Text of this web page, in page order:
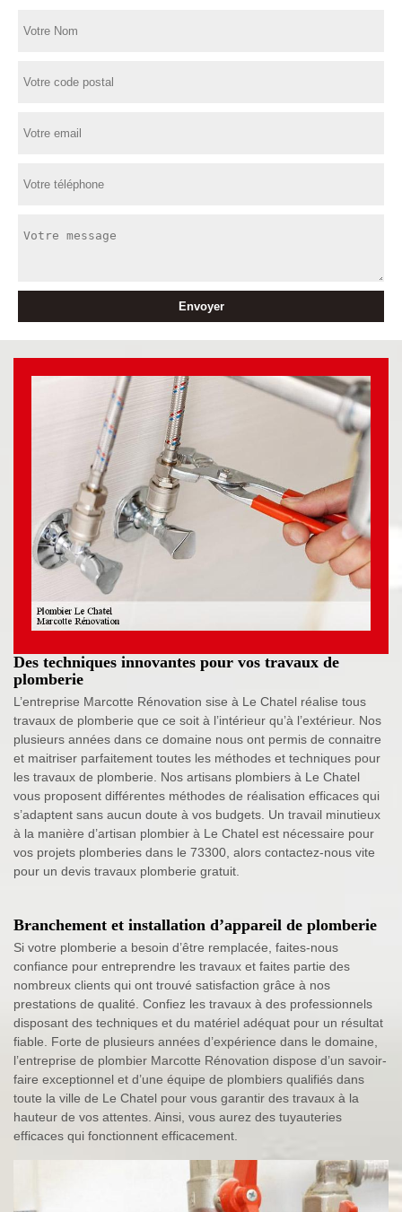
Des techniques innovantes pour vos travaux de
plomberie
L’entreprise Marcotte Rénovation sise à Le Chatel réalise tous
travaux de plomberie que ce soit à l’intérieur qu’à l’extérieur. Nos
plusieurs années dans ce domaine nous ont permis de connaitre
et maitriser parfaitement toutes les méthodes et techniques pour
les travaux de plomberie. Nos artisans plombiers à Le Chatel
vous proposent différentes méthodes de réalisation efficaces qui
s’adaptent sans aucun doute à vos budgets. Un travail minutieux
à la manière d’artisan plombier à Le Chatel est nécessaire pour
vos projets plomberies dans le 73300, alors contactez-nous vite
pour un devis travaux plomberie gratuit.
Branchement et installation d’appareil de plomberie
Si votre plomberie a besoin d’être remplacée, faites-nous
confiance pour entreprendre les travaux et faites partie des
nombreux clients qui ont trouvé satisfaction grâce à nos
prestations de qualité. Confiez les travaux à des professionnels
disposant des techniques et du matériel adéquat pour un résultat
fiable. Forte de plusieurs années d’expérience dans le domaine,
l’entreprise de plombier Marcotte Rénovation dispose d’un savoir-
faire exceptionnel et d’une équipe de plombiers qualifiés dans
toute la ville de Le Chatel pour vous garantir des travaux à la
hauteur de vos attentes. Ainsi, vous aurez des tuyauteries
efficaces qui fonctionnent efficacement.